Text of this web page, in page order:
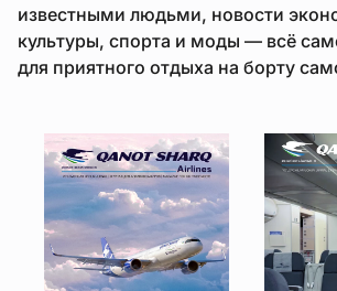
известными людьми, новости
культуры, спорта и моды — всё
для приятного отдыха на борту